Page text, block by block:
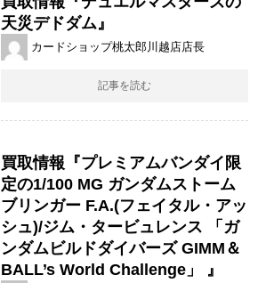
天災デドダム』
カードショップ桃太郎川越店店長
記事を読む
買取情報『プレミアムバンダイ限
定の1/100 ​MG ​ガンダムストーム
ブリンガー ​F.A.(フェイタル・アッ
シュ)/ジム・タービュレンス ​「ガ
ンダムビルドダイバーズ ​GIMM＆
BALL’s ​World ​Challenge」 ​』